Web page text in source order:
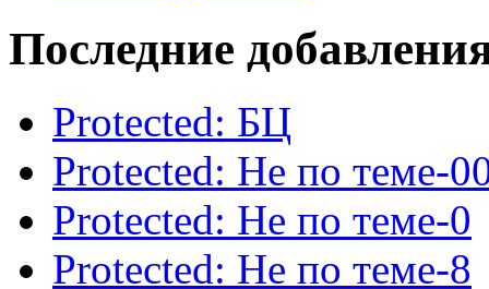
Последние
Protected: БЦ
Protected: Не по теме-
Protected: Не по теме-0
Protected: Не по теме-8